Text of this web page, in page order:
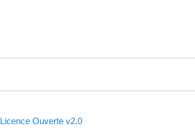
Licence Ouverte v2.0